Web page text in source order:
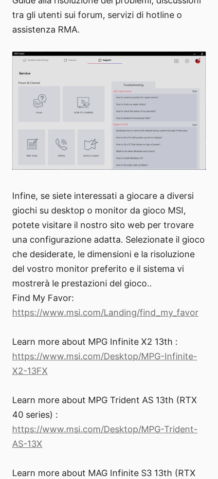
tra gli utenti sui forum, servizi di hotline o
assistenza RMA.
Infine, se siete interessati a giocare a diversi
giochi su desktop o monitor da gioco MSI,
potete visitare il nostro sito web per trovare
una configurazione adatta. Selezionate il gioco
che desiderate, le dimensioni e la risoluzione
del vostro monitor preferito e il sistema vi
mostrerà le prestazioni del gioco..
Find My Favor:
https://www.msi.com/Landing/find_my_favor
Learn more about MPG Infinite X2 13th :
https://www.msi.com/Desktop/MPG-Infinite-
X2-13FX
Learn more about MPG Trident AS 13th (RTX
40 series) :
https://www.msi.com/Desktop/MPG-Trident-
AS-13X
Learn more about MAG Infinite S3 13th (RTX